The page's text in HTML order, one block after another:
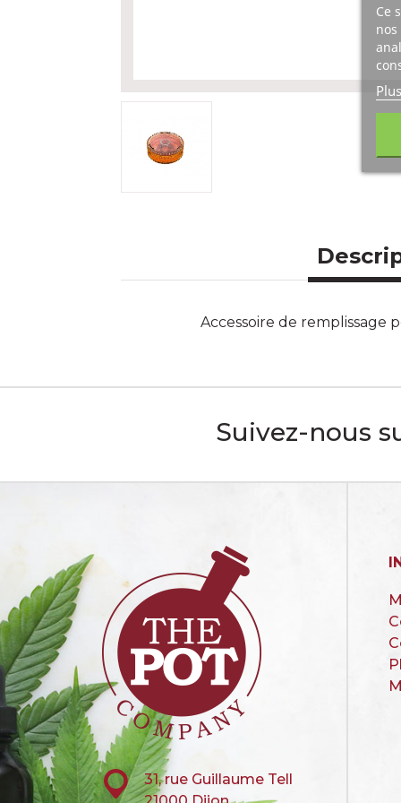
Accessoire de remplissage
Suivez-nous
31, rue Guillaume Tell
Ce